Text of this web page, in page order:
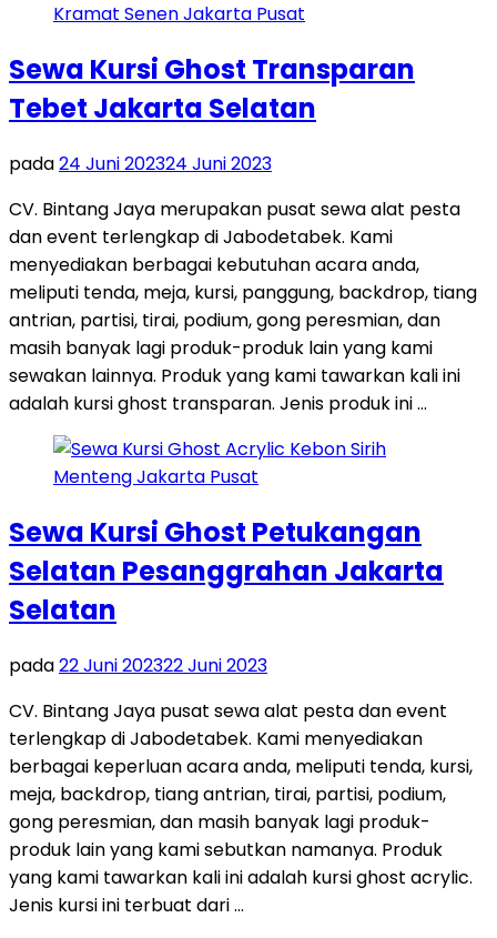
Sewa Kursi Ghost Transparan
Tebet Jakarta Selatan
pada24 Juni 202324 Juni 2023
CV. Bintang Jaya merupakan pusat sewa alat pesta
dan event terlengkap di Jabodetabek. Kami
menyediakan berbagai kebutuhan acara anda,
meliputi tenda, meja, kursi, panggung, backdrop, tiang
antrian, partisi, tirai, podium, gong peresmian, dan
masih banyak lagi produk-produk lain yang kami
sewakan lainnya. Produk yang kami tawarkan kali ini
adalah kursi ghost transparan. Jenis produk ini …
Sewa Kursi Ghost Petukangan
Selatan Pesanggrahan Jakarta
Selatan
pada22 Juni 202322 Juni 2023
CV. Bintang Jaya pusat sewa alat pesta dan event
terlengkap di Jabodetabek. Kami menyediakan
berbagai keperluan acara anda, meliputi tenda, kursi,
meja, backdrop, tiang antrian, tirai, partisi, podium,
gong peresmian, dan masih banyak lagi produk-
produk lain yang kami sebutkan namanya. Produk
yang kami tawarkan kali ini adalah kursi ghost acrylic.
Jenis kursi ini terbuat dari …